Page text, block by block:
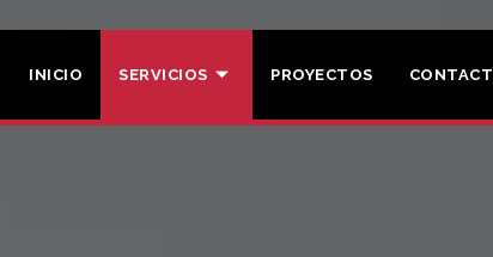
INICIO SERVICIOS PROYECTOS